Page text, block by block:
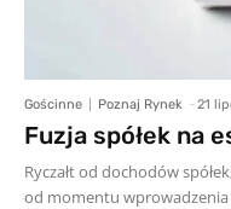
Gościnne Poznaj Rynek - 21
Fuzja spółek na
Ryczałt od dochodów
od momentu